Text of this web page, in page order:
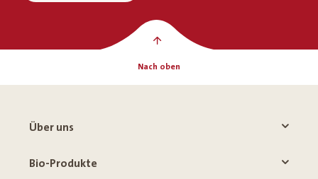
Nach oben
Über uns
Bio-Produkte